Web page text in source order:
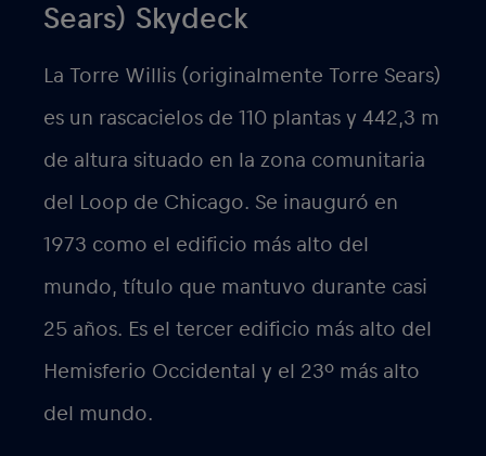
Sears) Skydeck
La Torre Willis (originalmente Torre Sears)
es un rascacielos de 110 plantas y 442,3 m
de altura situado en la zona comunitaria
del Loop de Chicago. Se inauguró en
1973 como el edificio más alto del
mundo, título que mantuvo durante casi
25 años. Es el tercer edificio más alto del
Hemisferio Occidental y el 23º más alto
del mundo.